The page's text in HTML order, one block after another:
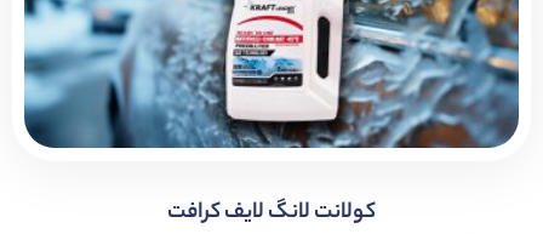
کولانت‌ لانگ لایف کرافت